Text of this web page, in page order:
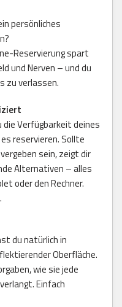
persönliches
Reservierung spart
und Nerven – und du
zu verlassen.
Verfügbarkeit deines
reservieren. Sollte
sein, zeigt dir
Alternativen – alles
oder den Rechner.
du natürlich in
Oberfläche.
wie sie jede
Einfach